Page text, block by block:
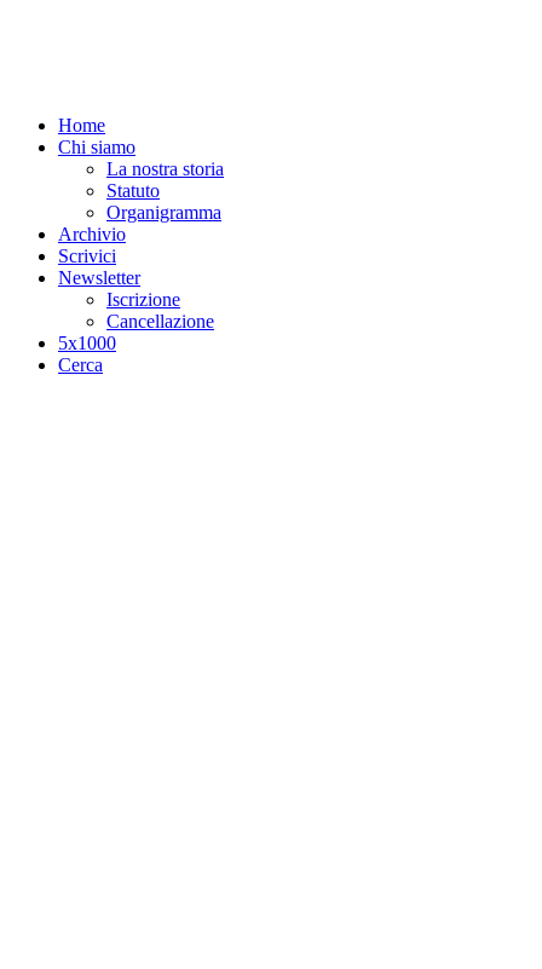
Home
Chi siamo
La nostra storia
Statuto
Organigramma
Archivio
Scrivici
Newsletter
Iscrizione
Cancellazione
5x1000
Cerca